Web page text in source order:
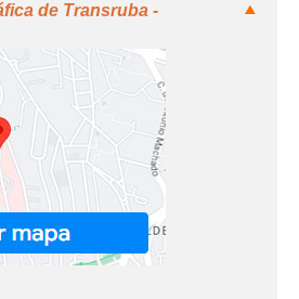
de Transruba -